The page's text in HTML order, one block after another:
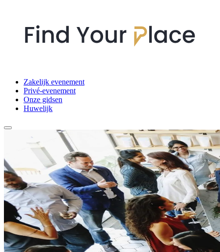
Zakelijk evenement
Privé-evenement
Onze gidsen
Huwelijk